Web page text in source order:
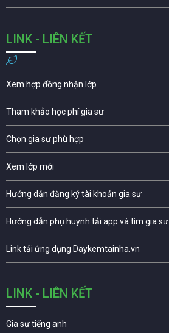
LINK - LIÊN KẾT
Xem hợp đồng nhận lớp
Tham khảo học phí gia sư
Chọn gia sư phù hợp
Xem lớp mới
Hướng dẫn đăng ký tài khoản gia sư
Hướng dẫn phụ huynh tải app và tìm gia sư
Link tải ứng dụng Daykemtainha.vn
LINK - LIÊN KẾT
Gia sư tiếng anh